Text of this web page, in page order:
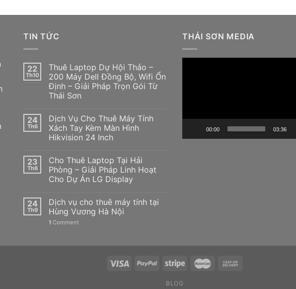
TIN TỨC
22
Th10
Thuê Laptop Dự Hội Thảo –
200 Máy Dell Đồng Bộ, Wifi Ổn
Định – Giải Pháp Trọn Gói Từ
Thái Sơn
24
Th6
Dịch Vụ Cho Thuê Máy Tính
Xách Tay Kèm Màn Hình
Hikvision 24 Inch
23
Th6
Cho Thuê Laptop Tại Hải
Phòng – Giải Pháp Linh Hoạt
Cho Dự Án LG Display
24
Th9
Dịch vụ cho thuê máy tính tại
Hùng Vương Hà Nội
1 Comment
THÁI SƠN MEDIA
00:00 03:36
BLOG